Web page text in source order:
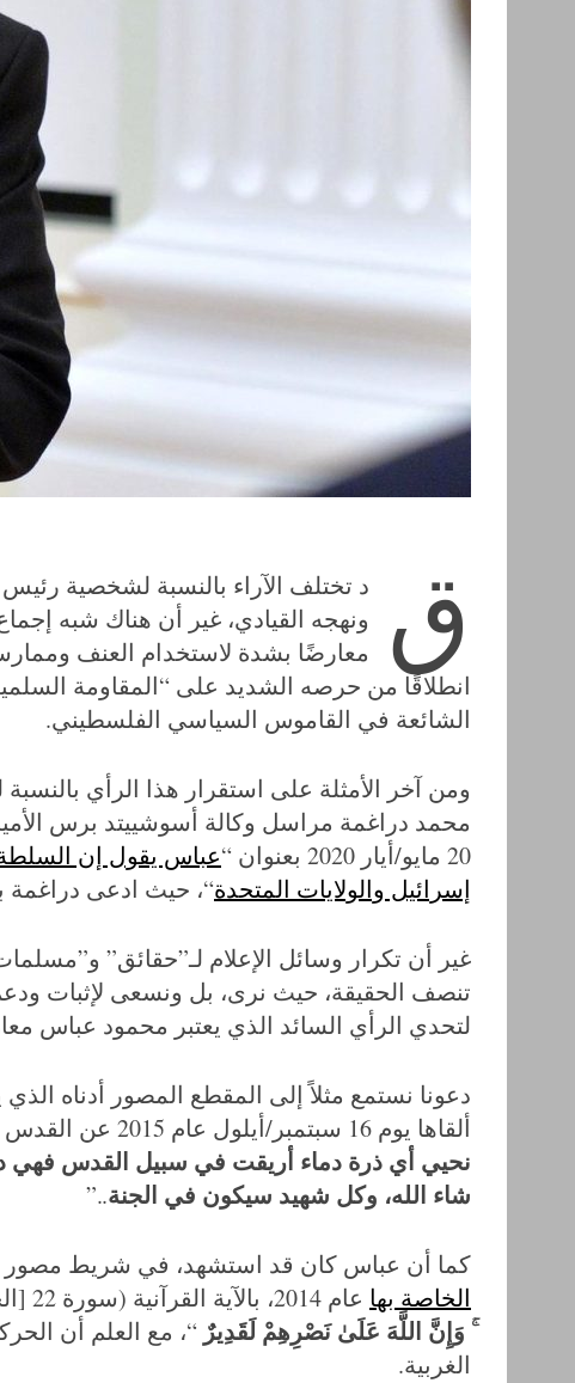
ق
د تختلف الآراء بالنسبة لشخصية
ونهجه القيادي، غير أن هناك شبه
معارضًا بشدة لاستخدام العنف
انطلاقًا من حرصه الشديد على “المقاومة
الشائعة في القاموس السياسي الفلسطيني.
ومن آخر الأمثلة على استقرار هذا الرأي
محمد دراغمة مراسل وكالة أسوشييتد برس
20 مايو/أيار 2020 بعنوان “
عباس يقول إن السلطة
إسرائيل والولايات المتحدة“، حيث ادعى دراغمة
غير أن تكرار وسائل الإعلام لـ”حقائق”
تنصف الحقيقة، حيث نرى، بل ونسعى لإثبات
لتحدي الرأي السائد الذي يعتبر محمود عباس
دعونا نستمع مثلاً إلى المقطع المصور أدناه
ألقاها يوم 16 سبتمبر/أيلول عام 2015 عن القدس والمسجد الأقصى، حيث
نحيي أي ذرة دماء أريقت في سبيل القدس فهي
شاء الله، وكل شهيد سيكون في الجنة..”
كما أن عباس كان قد استشهد، في شريط مصور
الخاصة بها عام 2014، بالآية القرآنية (سورة 22 [الحج]، الآية 39): “
ۚ وَإِنَّ اللَّهَ عَلَىٰ نَصْرِهِمْ لَقَدِيرٌ “، مع العلم أن
الغربية.
S
a
c
h